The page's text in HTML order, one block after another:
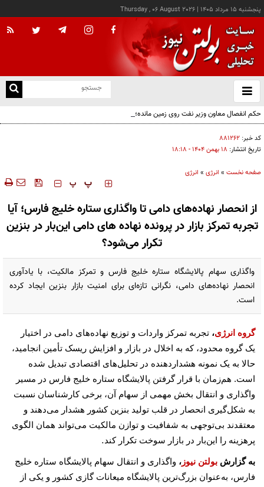
پنجشنبه ۱۵ مرداد ۱۴۰۵ |
Thursday , 06 August 2026
باز
و
حکم انفصال معاون وزیر نفت روی زمین مانده؛ دیوان محاسبات وارد میدان شد
کد خبر: ۸۸۱۲۶۲
تاریخ انتشار: ۱۸ بهمن ۱۴۰۴ - ۱۸:۱۸
صفحه نخست » انرژی » انرژی
‍‍‍ پ پ
از انحصار نهاده‌های دامی تا واگذاری ستاره خلیج فارس؛ آیا
تجربه تمرکز بازار در پرونده نهاده های دامی این‌بار در بنزین
تکرار می‌شود؟
واگذاری سهام پالایشگاه ستاره خلیج فارس و تمرکز مالکیت، با یادآوری
انحصار نهاده‌های دامی، نگرانی تازه‌ای برای امنیت بازار بنزین ایجاد کرده
است.
گروه انرژی، تجربه تمرکز واردات و توزیع نهاده‌های دامی در اختیار
یک گروه محدود، که به اخلال در بازار و افزایش ریسک تأمین انجامید،
حالا به یک نمونه هشداردهنده در تحلیل‌های اقتصادی تبدیل شده
است. هم‌زمان با قرار گرفتن پالایشگاه ستاره خلیج فارس در مسیر
واگذاری و انتقال بخش مهمی از سهام آن، برخی کارشناسان نسبت
به شکل‌گیری انحصار در قلب تولید بنزین کشور هشدار می‌دهند و
معتقدند بی‌توجهی به شفافیت و توازن مالکیت می‌تواند همان الگوی
پرهزینه را این‌بار در بازار سوخت تکرار کند.
به گزارش بولتن نیوز ، واگذاری و انتقال سهام پالایشگاه ستاره خلیج
فارس، به‌عنوان بزرگ‌ترین پالایشگاه میعانات گازی کشور و یکی از